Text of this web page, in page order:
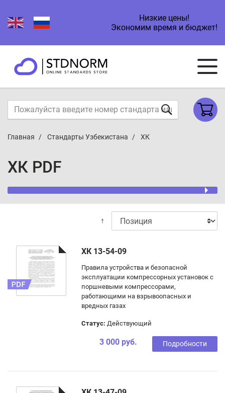
Низкие цены!
Экономим время и бюджет!
Главная Стандарты Узбекистана ХК
ХК PDF
↑
ХК 13-54-09
Правила устройства и безопасной
эксплуатации компрессорных установок с
поршневыми компрессорами,
работающими на взрывоопасных и
вредных газах
Статус: Действующий
3 000 руб. Подробности